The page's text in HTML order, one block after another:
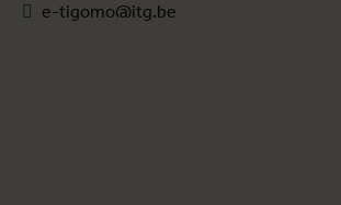
e-tigomo@itg.be